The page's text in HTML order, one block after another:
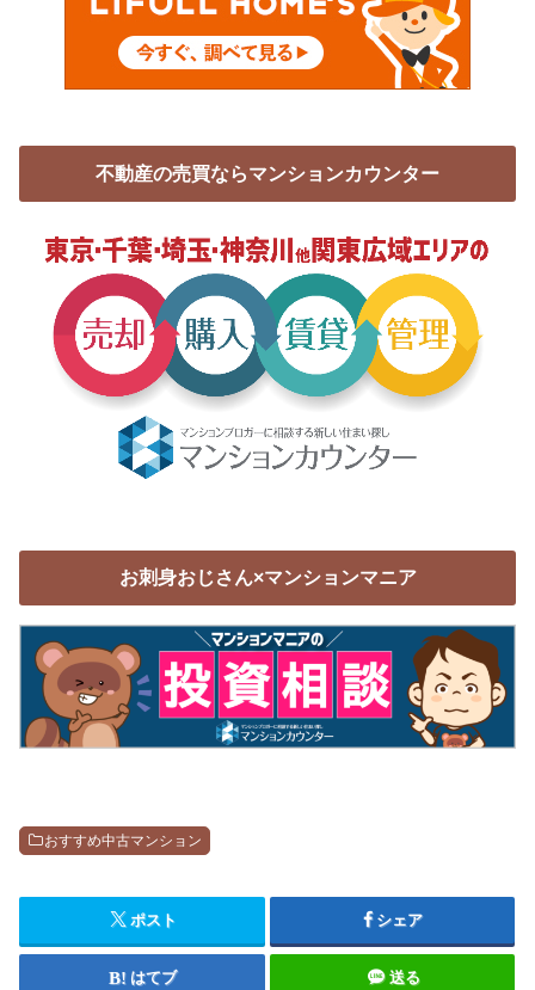
不動産の売買ならマンションカウンター
お刺身おじさん×マンションマニア
おすすめ中古マンション
ポスト シェア
はてブ 送る